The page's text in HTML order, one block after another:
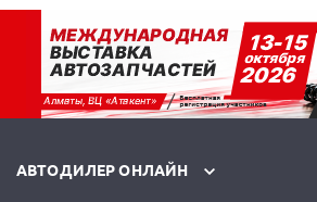
АВТОДИЛЕР ОНЛАЙН